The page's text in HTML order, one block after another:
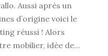
Aussi après un
d’origine voici le
réussi ! Alors
mobilier, idée de...